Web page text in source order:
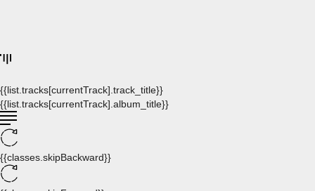
{{list.tracks[currentTrack].track_title}}
{{list.tracks[currentTrack].album_title}}
{{classes.skipBackward}}